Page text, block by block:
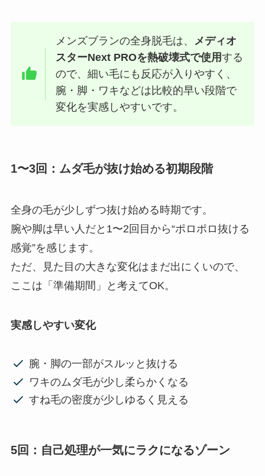
メンズブランの全身脱毛は、 メディオ
スターNext PROを熱破壊式で使用する
ので、細い毛にも反応が入りやすく、
腕・脚・ワキなどは比較的早い段階で
変化を実感しやすいです。
1〜3回：ムダ毛が抜け始める初期段階
全身の毛が少しずつ抜け始める時期です。
腕や脚は早い人だと1〜2回目から“ポロポロ抜ける
感覚”を感じます。
ただ、見た目の大きな変化はまだ出にくいので、
ここは「準備期間」と考えてOK。
実感しやすい変化
腕・脚の一部がスルッと抜ける
ワキのムダ毛が少し柔らかくなる
すね毛の密度が少しゆるく見える
5回：自己処理が一気にラクになるゾーン